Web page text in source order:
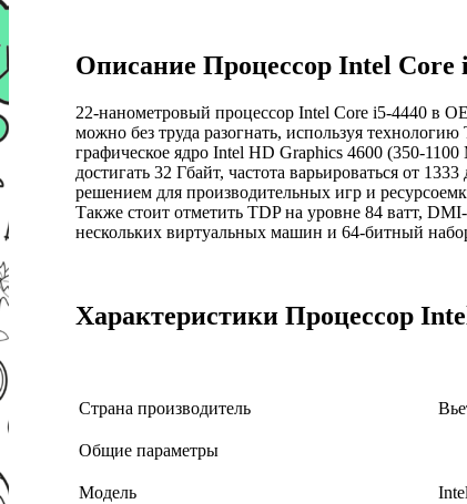
Описание Процессор Intel Core
22-нанометровый процессор Intel Core i5-4440 в
можно без труда разогнать, используя
графическое ядро Intel HD Graphics 4600 (350-
достигать 32 Гбайт, частота варьироваться от
решением для производительных игр и
Также стоит отметить TDP на уровне 84 ватт,
нескольких виртуальных машин и 64-битный
Характеристики Процессор
Страна производитель
Общие параметры
Модель